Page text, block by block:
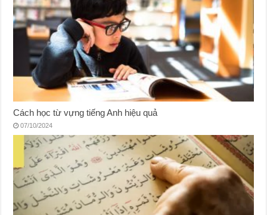
Cách học từ vựng tiếng Anh hiệu quả
07/10/2024